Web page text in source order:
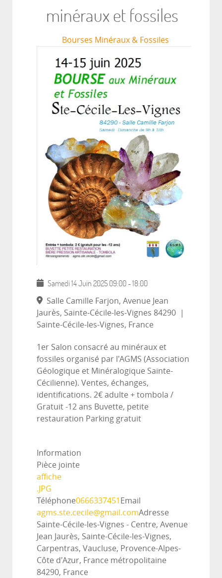
minéraux et fossiles
Bourses Minéraux & Fossiles
Samedi 14 Juin 2025 09:00 -18:00
Salle Camille Farjon, Avenue Jean
Jaurès, Sainte-Cécile-les-Vignes 84290
Sainte-Cécile-les-Vignes, France
1er Salon consacré au minéraux et
fossiles organisé par l'AGMS (Association
Géologique et Minéralogique Sainte-
Cécilienne). Ventes, échanges,
identifications. 2€ adulte + tombola /
Gratuit -12 ans Buvette, petite
restauration Parking gratuit
Information
Pièce jointe
affiche
.JPG
Téléphone0666337451 Email
agms.ste.cecile@gmail.comAdresse
Sainte-Cécile-les-Vignes - Centre, Avenue
Jean Jaurès, Sainte-Cécile-les-Vignes,
Carpentras, Vaucluse, Provence-Alpes-
Côte d'Azur, France métropolitaine
84290, France